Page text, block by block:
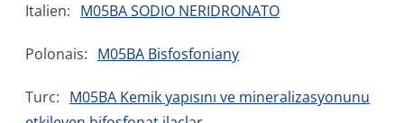
Italien: M05BA SODIO NERIDRONATO
Polonais: M05BA Bisfosfoniany
Turc: M05BA Kemik yapısını ve mineralizasyonunu